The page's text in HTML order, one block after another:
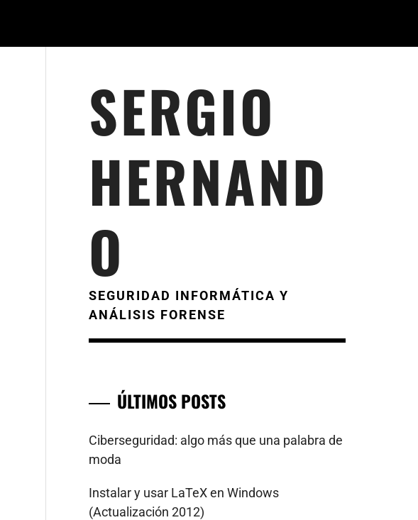
SERGIO
HERNAND
O
SEGURIDAD INFORMÁTICA Y
ANÁLISIS FORENSE
ÚLTIMOS POSTS
Ciberseguridad: algo más que una palabra de
moda
Instalar y usar LaTeX en Windows
(Actualización 2012)